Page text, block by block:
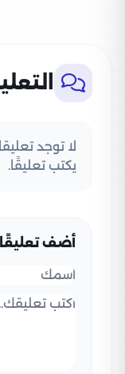
لا توجد
يكتب تعليقًا.
أضف تعليقًا